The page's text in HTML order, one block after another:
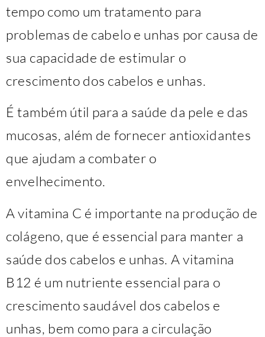
tempo como um tratamento para
problemas de cabelo e unhas por causa de
sua capacidade de estimular o
crescimento dos cabelos e unhas.
É também útil para a saúde da pele e das
mucosas, além de fornecer antioxidantes
que ajudam a combater o
envelhecimento.
A vitamina C é importante na produção de
colágeno, que é essencial para manter a
saúde dos cabelos e unhas. A vitamina
B12 é um nutriente essencial para o
crescimento saudável dos cabelos e
unhas, bem como para a circulação